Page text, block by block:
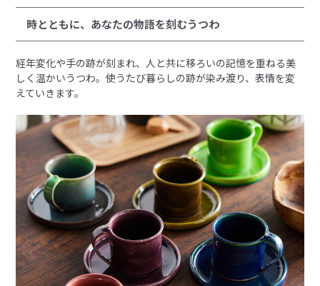
時とともに、あなたの物語を刻むうつわ
経年変化や手の跡が刻まれ、人と共に移ろいの記憶を重ねる美
しく温かいうつわ。使うたび暮らしの跡が染み渡り、表情を変
えていきます。